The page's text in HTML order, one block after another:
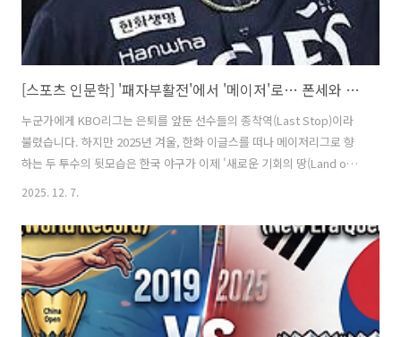
[스포츠 인문학] '패자부활전'에서 '메이저'로… 폰세와 와이스가 남긴 KBO의 가치
누군가에게 KBO리그는 은퇴를 앞둔 선수들의 종착역(Last Stop)이라
불렸습니다. 하지만 2025년 겨울, 한화 이글스를 떠나 메이저리그로 향
하는 두 투수의 뒷모습은 한국 야구가 이제 '새로운 기회의 땅(Land of
Opportunity)'임을 증명하고 있습니다. 일본에서 실패의 쓴맛을 봤던
이 두 '미생'이 한국이라는 도약대를 밟고 어떻게 메이저리그라는 '완
생'으로 나아갔는지, 그 드라마틱한 여정을 인문학적 시선으로 바라봅니
다.1. 시련의 서사: 무너진 엘리트와 잊혀진 잡초"가장 깊은 바닥을 친 사
람만이 가장 높이 튀어 오를 수 있다."코디 폰세: 길 잃은 거인의 부활폰
세는 2m에 가까운 키와 150km/h를 넘나드는 강속구..
2025. 12. 7.